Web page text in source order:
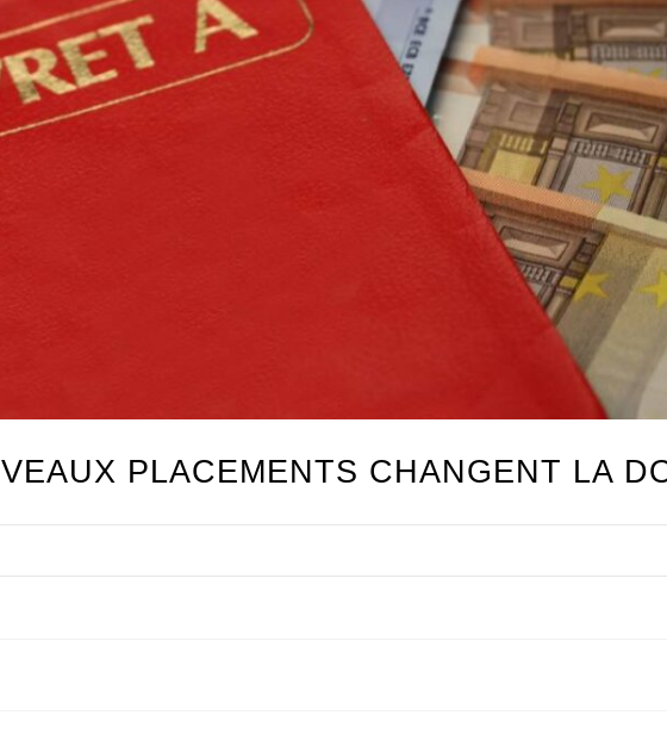
PLACEMENTS CHANGENT LA